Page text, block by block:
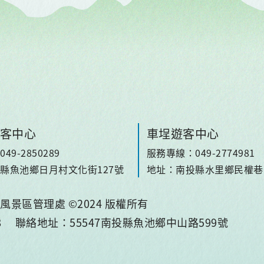
中心
2850289
魚池鄉日月村文化街127號
車埕遊客中心
服務專線：049-2774981
地址：南投縣水里鄉民權
景區管理處 ©2024 版權所有
聯絡地址：55547南投縣魚池鄉中山路599號